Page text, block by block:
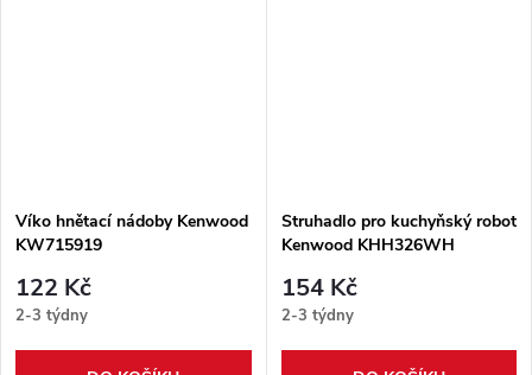
Víko hnětací nádoby Kenwood
KW715919
122 Kč
2-3 týdny
Struhadlo pro kuchyňský robot
Kenwood KHH326WH
154 Kč
2-3 týdny